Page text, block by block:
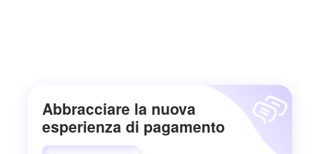
Abbracciare la nuova
esperienza di pagamento